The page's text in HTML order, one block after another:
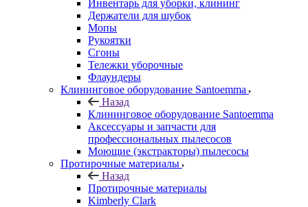
Инвентарь для уборки, клининг
Держатели для шубок
Мопы
Рукоятки
Сгоны
Тележки уборочные
Флаундеры
Клининговое оборудование Santoemma
Назад
Клининговое оборудование Santoemma
Аксессуары и запчасти для
профессиональных пылесосов
Моющие (экстракторы) пылесосы
Протирочные материалы
Назад
Протирочные материалы
Kimberly Clark